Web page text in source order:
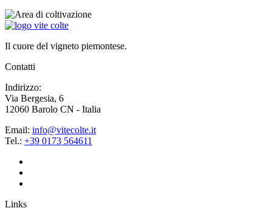
Il cuore del vigneto piemontese.
Contatti
Indirizzo:
Via Bergesia, 6
12060 Barolo CN - Italia
Email: info@vitecolte.it
Tel.: +39 0173 564611
Links